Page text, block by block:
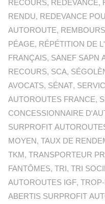
RECOURS, REDEVANCE,
RENDU, REDEVANCE
AUTOROUTE,
PÉAGE, RÉPÉTITION DE
FRANÇAIS, SANEF SAPN
RECOURS, SCA,
AVOCATS, SÉNAT,
AUTOROUTES FRANCE,
CONCESSIONNAIRE
SURPROFIT
MOYEN,TAUX DE
TKM,TRANSPORTEUR
FANTÔMES,TRI,TRI
AUTOROUTES IGF,
ABERTIS SURPROFIT